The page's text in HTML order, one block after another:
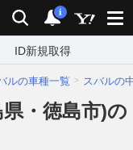
検索 通知
i
ID新規取得
ルの車種一覧 スバルの
・徳島市)の